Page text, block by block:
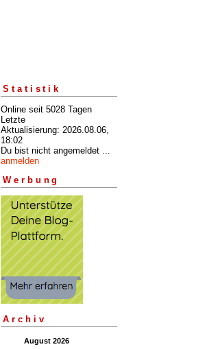
Statistik
Online seit 5028 Tagen
Letzte
Aktualisierung: 2026.08.06,
18:02
Du bist nicht angemeldet ...
anmelden
Werbung
Archiv
August 2026